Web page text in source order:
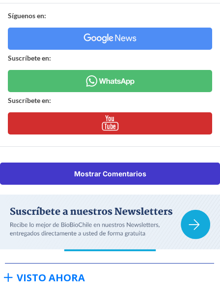
Síguenos en:
Suscríbete en:
Suscríbete en:
Mostrar Comentarios
VISTO AHORA